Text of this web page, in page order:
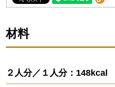
材料
２人分／１人分：148kcal